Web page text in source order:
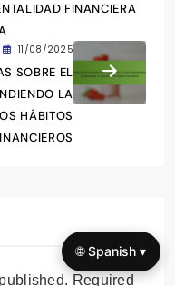
FINANCIERA
11/08/2025
SOBRE EL
LA
HÁBITOS
Required
🌐 Spanish ▾